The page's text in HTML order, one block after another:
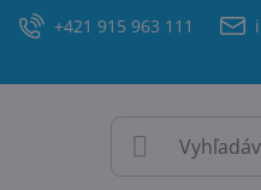
+421 915 963 111